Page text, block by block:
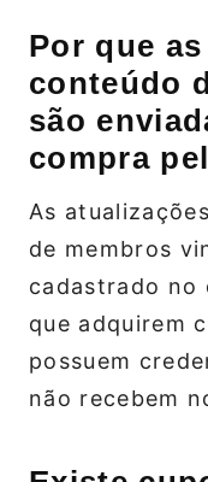
Por que
conteúdo
são
compra
As
de membros
cadastrado no
que adquirem
possuem
não recebem